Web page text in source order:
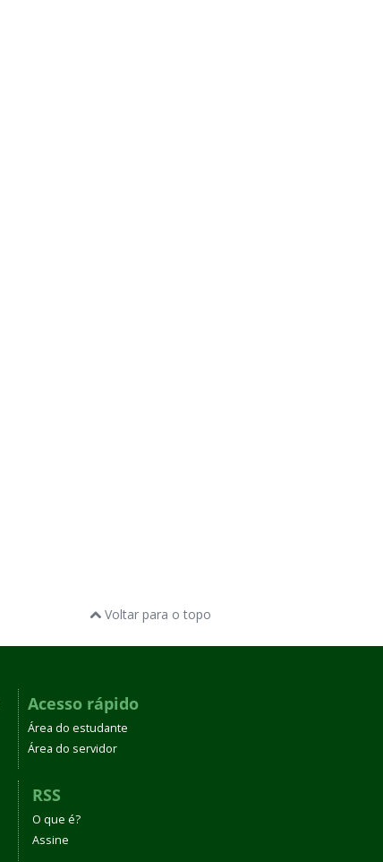
Voltar para o topo
Acesso rápido
Área do estudante
Área do servidor
RSS
O que é?
Assine